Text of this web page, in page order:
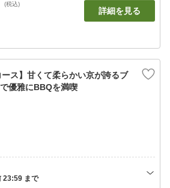
(税込)
詳細を見る
ース】甘くて柔らかい京が誇るブ
優雅にBBQを満喫